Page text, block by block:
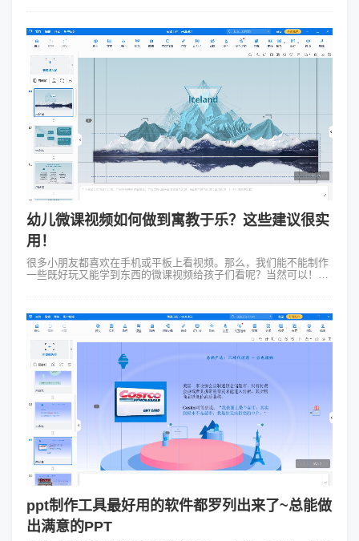
幼儿微课视频如何做到寓教于乐？这些建议很实
用！
很多小朋友都喜欢在手机或平板上看视频。那么，我们能不能制作
一些既好玩又能学到东西的微课视频给孩子们看呢？当然可以！我
ppt制作工具最好用的软件都罗列出来了~总能做
出满意的PPT